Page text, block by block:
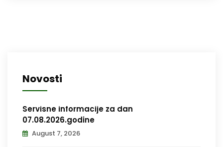
Novosti
Servisne informacije za dan
07.08.2026.godine
August 7, 2026